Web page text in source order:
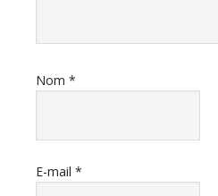
Nom *
E-mail *